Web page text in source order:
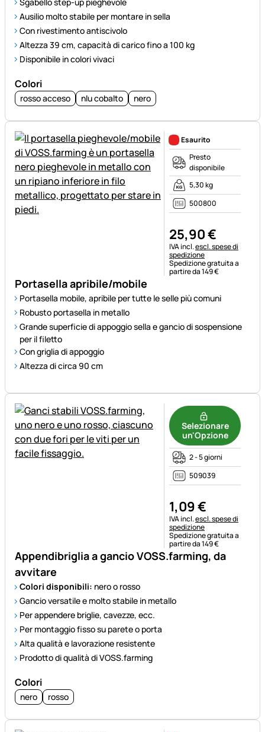
Ausilio molto stabile per montare in sella
Con rivestimento antiscivolo
Altezza 39 cm, capacità di carico fino a 100 kg
Disponibile in colori vivaci
Colori
rosso acceso nlu cobalto nero
Portasella apribile/mobile
Portasella mobile, apribile per tutte le selle più comuni
Robusto portasella in metallo
Grande superficie di appoggio sella e gancio di sospensione
per il filetto
Con griglia di appoggio
Altezza di circa 90 cm
Esaurito
Presto
disponibile
5,30 kg
500800
25,90€
Informazioni fiscali:
IVA incl.escl. spese di
spedizione
Spedizione gratuita a
partire da 149 €
Appendibriglia a gancio VOSS.farming, da
avvitare
Colori disponibili: nero o rosso
Gancio versatile e molto stabile in metallo
Per appendere briglie, cavezze, ecc.
Per montaggio fisso su parete o porta
Alta qualità e lavorazione resistente
Prodotto di qualità di VOSS.farming
Colori
nero rosso
Selezionare
un'Opzione
2 - 5 giorni
509039
1,09€
Informazioni fiscali:
IVA incl.escl. spese di
spedizione
Spedizione gratuita a
partire da 149 €